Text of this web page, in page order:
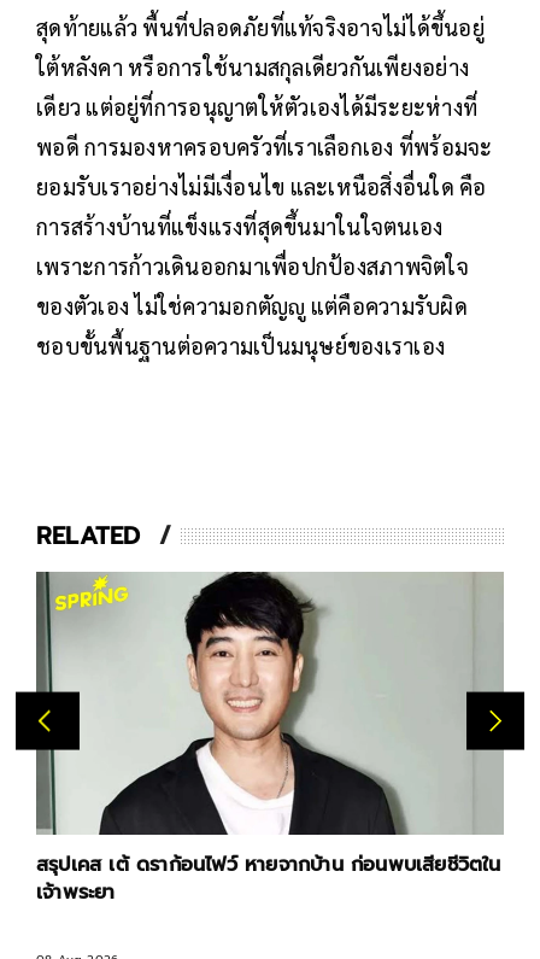
สุดท้ายแล้ว พื้นที่ปลอดภัยที่แท้จริงอาจไม่ได้ขึ้นอยู่
ใต้หลังคา หรือการใช้นามสกุลเดียวกันเพียงอย่าง
เดียว แต่อยู่ที่การอนุญาตให้ตัวเองได้มีระยะห่างที่
พอดี การมองหาครอบครัวที่เราเลือกเอง ที่พร้อมจะ
ยอมรับเราอย่างไม่มีเงื่อนไข และเหนือสิ่งอื่นใด คือ
การสร้างบ้านที่แข็งแรงที่สุดขึ้นมาในใจตนเอง
เพราะการก้าวเดินออกมาเพื่อปกป้องสภาพจิตใจ
ของตัวเอง ไม่ใช่ความอกตัญญู แต่คือความรับผิด
ชอบขั้นพื้นฐานต่อความเป็นมนุษย์ของเราเอง
RELATED
สรุปเคส เต้ ดราก้อนไฟว์ หายจากบ้าน ก่อนพบเสียชีวิตใน
เจ้าพระยา